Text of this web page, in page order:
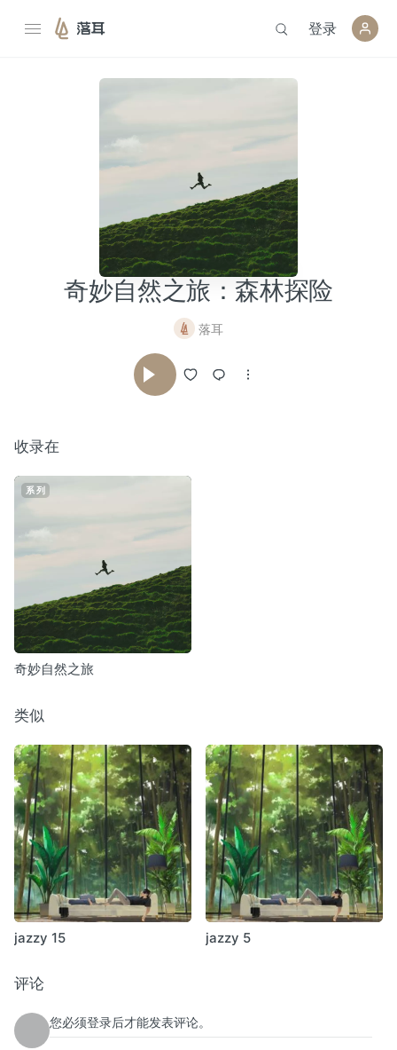
落耳 登录
奇妙自然之旅：森林探险
落耳
收录在
系列
奇妙自然之旅
类似
jazzy 15 jazzy 5
评论
您必须登录后才能发表评论。